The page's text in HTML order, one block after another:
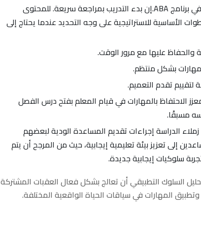
دمج جلسات الاستدامة ومراجعة الأهداف في برنامج ABA.إن بدء التدريب بمراجعة سريعة. للمحتوى
الأساسية للاستراتيجية على وجه التحديد عندما يحتاج إلى
والحفاظ عليها مع مرور الوقت.
بشكل منتظم.
لتقييم تقدم التعميم.
معزز الاحتفاظ بالمهارات في قيام المعلم بفتح درس الفصل
مسبقًا.
الدراسة إجراءات تقديم المساعدة الودية لبعضهم
إلى تعزيز بيئة تعليمية إيجابية، حيث من المرجح أن يتم
سلوكيات إيجابية جديدة.
السلوك التطبيقي أن تعالج بشكل فعال العقبات المشتركة
المهارات في سياقات الحياة الواقعية المختلفة.